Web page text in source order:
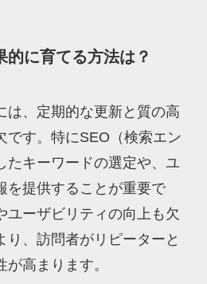
的に育てる方法は？
は、定期的な更新と質の高
です。特にSEO（検索エン
たキーワードの選定や、ユ
を提供することが重要で
ユーザビリティの向上も欠
り、訪問者がリピーターと
高まります。